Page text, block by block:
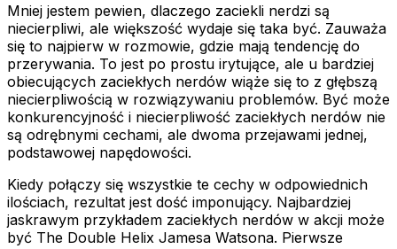
Mniej jestem pewien, dlaczego zaciekli nerdzi są
niecierpliwi, ale większość wydaje się taka być. Zauważa
się to najpierw w rozmowie, gdzie mają tendencję do
przerywania. To jest po prostu irytujące, ale u bardziej
obiecujących zaciekłych nerdów wiąże się to z głębszą
niecierpliwością w rozwiązywaniu problemów. Być może
konkurencyjność i niecierpliwość zaciekłych nerdów nie
są odrębnymi cechami, ale dwoma przejawami jednej,
podstawowej napędowości.
Kiedy połączy się wszystkie te cechy w odpowiednich
ilościach, rezultat jest dość imponujący. Najbardziej
jaskrawym przykładem zaciekłych nerdów w akcji może
być The Double Helix Jamesa Watsona. Pierwsze